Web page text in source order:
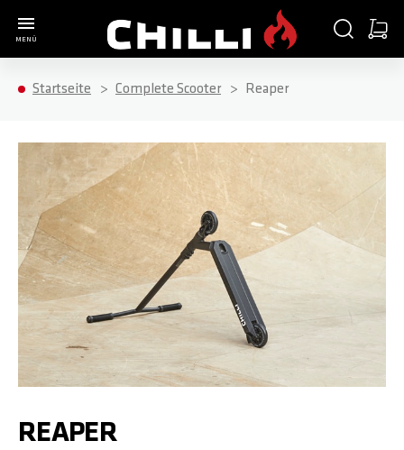
MENÜ
SUCHE
Startseite Complete Scooter Reaper
REAPER